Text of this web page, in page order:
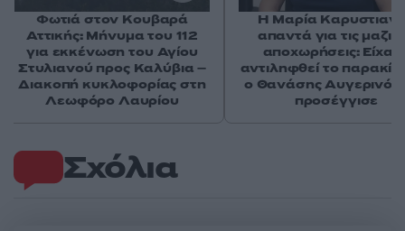
Σχόλια
Φωτιά στον Κουβαρά
Αττικής: Μήνυμα του 112
για εκκένωση του Αγίου
Στυλιανού προς Καλύβια –
Διακοπή κυκλοφορίας στη
Λεωφόρο Λαυρίου
Η Μαρία
απαντά για τις
αποχωρήσεις:
αντιληφθεί το
ο Θανάσης Αυγερινός
προσέγγισε